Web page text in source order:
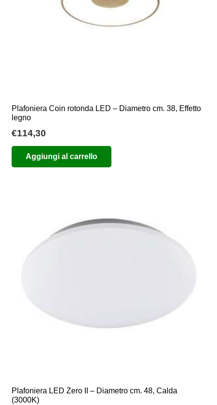
Plafoniera Coin rotonda LED – Diametro cm. 38, Effetto
legno
€114,30
Aggiungi al carrello
Plafoniera LED Zero II – Diametro cm. 48, Calda
(3000K)